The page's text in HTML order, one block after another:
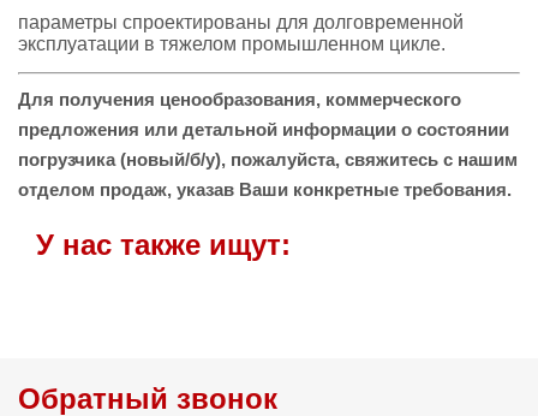
параметры спроектированы для долговременной
эксплуатации в тяжелом промышленном цикле.
Для получения ценообразования, коммерческого
предложения или детальной информации о состоянии
погрузчика (новый/б/у), пожалуйста, свяжитесь с нашим
отделом продаж, указав Ваши конкретные требования.
У нас также ищут:
Обратный звонок